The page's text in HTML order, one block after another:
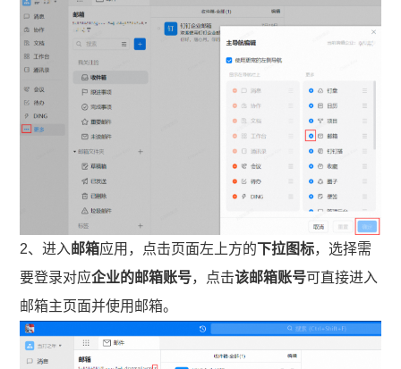
2、进入邮箱应用，点击页面左上方的下拉图标，选择需
要登录对应企业的邮箱账号，点击该邮箱账号可直接进入
邮箱主页面并使用邮箱。